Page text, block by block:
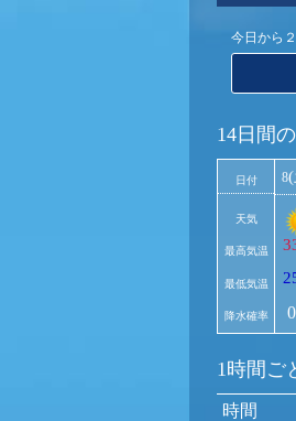
今日から
14日間
日付
天気
最高気温
最低気温
降水確率
8
1時間ご
時間